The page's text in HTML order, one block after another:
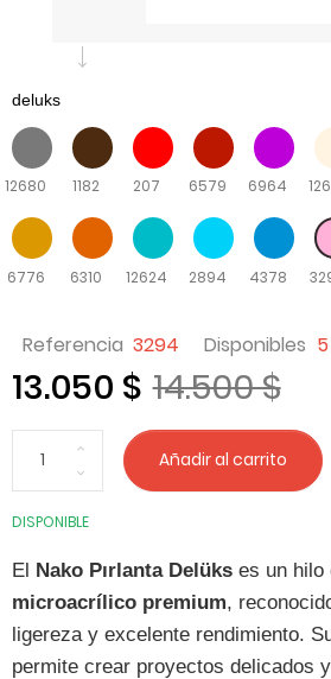
12680 1182 207 6579 6964
6776 6310 12624 2894 4378
Referencia 3294 Disponibles 5
14.500 $
13.050 $
Añadir al carrito
DISPONIBLE
El Nako Pırlanta Delüks es un hilo
microacrílico premium,
ligereza y excelente rendimiento.
permite crear proyectos delicados